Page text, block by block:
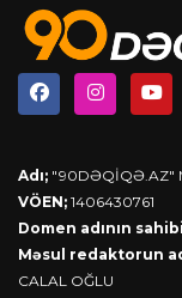
Adı; "90DƏQİQƏ.AZ"
VÖEN; 1406430761
Domen adının
Məsul redaktorun
CALAL OĞLU